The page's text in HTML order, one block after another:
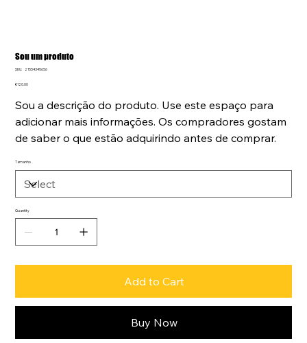
Sou um produto
SKU:
SKU
21554345656
Price
€120.00
Sou a descrição do produto. Use este espaço para
adicionar mais informações. Os compradores gostam
de saber o que estão adquirindo antes de comprar.
Tamanho
Quantity
Add to Cart
Buy Now